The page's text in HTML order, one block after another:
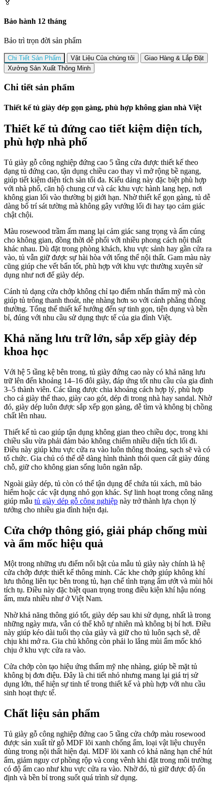
🏅
Bảo hành 12 tháng
Bảo trì trọn đời sản phẩm
Chi Tiết Sản Phẩm Vật Liệu Của chúng tôi
Giao Hàng & Lắp Đặt
Xưởng Sản Xuất Thông Minh
Chi tiết sản phẩm
Thiết kế tủ giày dép gọn gàng, phù hợp không gian nhà Việt
Thiết kế tủ đứng cao tiết kiệm diện tích,
phù hợp nhà phố
Tủ giày gỗ công nghiệp đứng cao 5 tầng cửa được thiết kế theo
dạng tủ đứng cao, tận dụng chiều cao thay vì mở rộng bề ngang,
giúp tiết kiệm diện tích sàn tối đa. Kiểu dáng này đặc biệt phù hợp
với nhà phố, căn hộ chung cư và các khu vực hành lang hẹp, nơi
không gian lối vào thường bị giới hạn. Nhờ thiết kế gọn gàng, tủ dễ
dàng bố trí sát tường mà không gây vướng lối đi hay tạo cảm giác
chật chội.
Màu rosewood trầm ấm mang lại cảm giác sang trọng và ấm cúng
cho không gian, đồng thời dễ phối với nhiều phong cách nội thất
khác nhau. Dù đặt trong phòng khách, khu vực sảnh hay gần cửa ra
vào, tủ vẫn giữ được sự hài hòa với tổng thể nội thất. Gam màu này
cũng giúp che vết bẩn tốt, phù hợp với khu vực thường xuyên sử
dụng như nơi để giày dép.
Cánh tủ dạng cửa chớp không chỉ tạo điểm nhấn thẩm mỹ mà còn
giúp tủ trông thanh thoát, nhẹ nhàng hơn so với cánh phẳng thông
thường. Tổng thể thiết kế hướng đến sự tinh gọn, tiện dụng và bền
bỉ, đúng với nhu cầu sử dụng thực tế của gia đình Việt.
Khả năng lưu trữ lớn, sắp xếp giày dép
khoa học
Với hệ 5 tầng kệ bên trong, tủ giày đứng cao này có khả năng lưu
trữ lên đến khoảng 14–16 đôi giày, đáp ứng tốt nhu cầu của gia đình
3–5 thành viên. Các tầng được chia khoảng cách hợp lý, phù hợp
cho cả giày thể thao, giày cao gót, dép đi trong nhà hay sandal. Nhờ
đó, giày dép luôn được sắp xếp gọn gàng, dễ tìm và không bị chồng
chất lên nhau.
Thiết kế tủ cao giúp tận dụng không gian theo chiều dọc, trong khi
chiều sâu vừa phải đảm bảo không chiếm nhiều diện tích lối đi.
Điều này giúp khu vực cửa ra vào luôn thông thoáng, sạch sẽ và có
tổ chức. Gia chủ có thể dễ dàng hình thành thói quen cất giày đúng
chỗ, giữ cho không gian sống luôn ngăn nắp.
Ngoài giày dép, tủ còn có thể tận dụng để chứa túi xách, mũ bảo
hiểm hoặc các vật dụng nhỏ gọn khác. Sự linh hoạt trong công năng
giúp mẫu tủ giày dép gỗ công nghiệp này trở thành lựa chọn lý
tưởng cho nhiều gia đình hiện đại.
Cửa chớp thông gió, giải pháp chống mùi
và ẩm mốc hiệu quả
Một trong những ưu điểm nổi bật của mẫu tủ giày này chính là hệ
cửa chớp được thiết kế thông minh. Các khe chớp giúp không khí
lưu thông liên tục bên trong tủ, hạn chế tình trạng ẩm ướt và mùi hôi
tích tụ. Điều này đặc biệt quan trọng trong điều kiện khí hậu nóng
ẩm, mưa nhiều như ở Việt Nam.
Nhờ khả năng thông gió tốt, giày dép sau khi sử dụng, nhất là trong
những ngày mưa, vẫn có thể khô tự nhiên mà không bị bí hơi. Điều
này giúp kéo dài tuổi thọ của giày và giữ cho tủ luôn sạch sẽ, dễ
chịu khi mở ra. Gia chủ không còn phải lo lắng mùi ẩm mốc khó
chịu ở khu vực cửa ra vào.
Cửa chớp còn tạo hiệu ứng thẩm mỹ nhẹ nhàng, giúp bề mặt tủ
không bị đơn điệu. Đây là chi tiết nhỏ nhưng mang lại giá trị sử
dụng lớn, thể hiện sự tinh tế trong thiết kế và phù hợp với nhu cầu
sinh hoạt thực tế.
Chất liệu sản phẩm
Tủ giày gỗ công nghiệp đứng cao 5 tầng cửa chớp màu rosewood
được sản xuất từ gỗ MDF lõi xanh chống ẩm, loại vật liệu chuyên
dùng trong nội thất hiện đại. MDF lõi xanh có khả năng hạn chế hút
ẩm, giảm nguy cơ phồng rộp và cong vênh khi đặt trong môi trường
có độ ẩm cao như khu vực cửa ra vào. Nhờ đó, tủ giữ được độ ổn
định và bền bỉ trong suốt quá trình sử dụng.